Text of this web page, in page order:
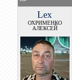
Lex
ОХРИМЕНКО
АЛЕКСЕЙ